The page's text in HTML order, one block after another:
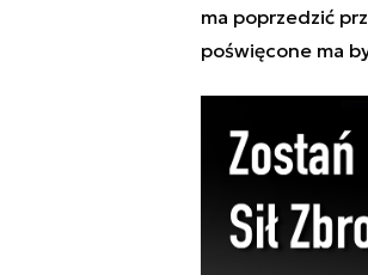
ma poprzedzić
poświęcone ma